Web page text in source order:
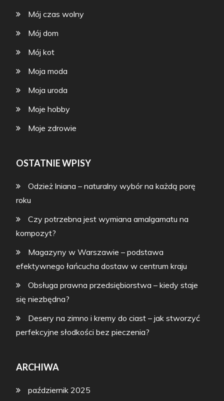
Mój czas wolny
Mój dom
Mój kot
Moja moda
Moja uroda
Moje hobby
Moje zdrowie
OSTATNIE WPISY
Odzież lniana – naturalny wybór na każdą porę
roku
Czy potrzebna jest wymiana amalgamatu na
kompozyt?
Magazyny w Warszawie – podstawa
efektywnego łańcucha dostaw w centrum kraju
Obsługa prawna przedsiębiorstwa – kiedy staje
się niezbędna?
Desery na zimno i kremy do ciast – jak stworzyć
perfekcyjne słodkości bez pieczenia?
ARCHIWA
październik 2025